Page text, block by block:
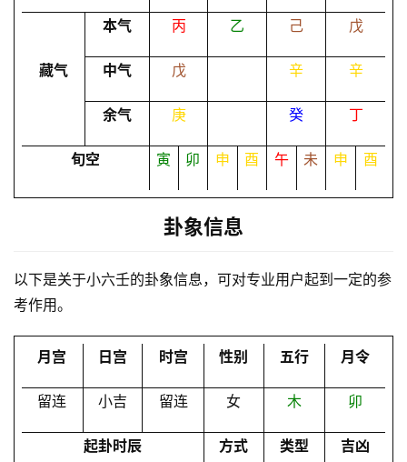
服
务
员
登录 注册
本气 丙 乙 己 戊
藏气 中气 戊 辛 辛
余气 庚 癸 丁
旬空 寅 卯 申 酉 午 未 申 酉
卦象信息
以下是关于小六壬的卦象信息，可对专业用户起到一定的参
考作用。
月宫 日宫 时宫 性别 五行 月令
留连 小吉 留连 女 木 卯
起卦时辰 方式 类型 吉凶